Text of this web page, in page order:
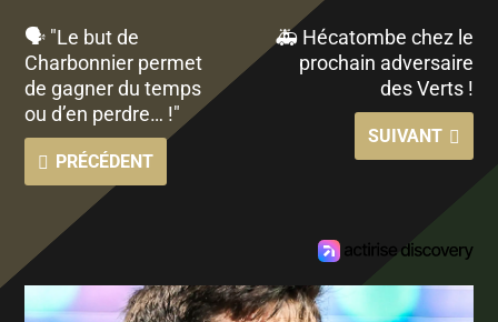
🗣 "Le but de
Charbonnier permet
de gagner du temps
ou d’en perdre… !"
PRÉCÉDENT
🚑 Hécatombe chez le
prochain adversaire
des Verts !
SUIVANT